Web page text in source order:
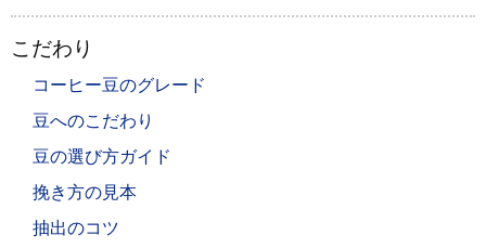
こだわり
コーヒー豆のグレード
豆へのこだわり
豆の選び方ガイド
挽き方の見本
抽出のコツ